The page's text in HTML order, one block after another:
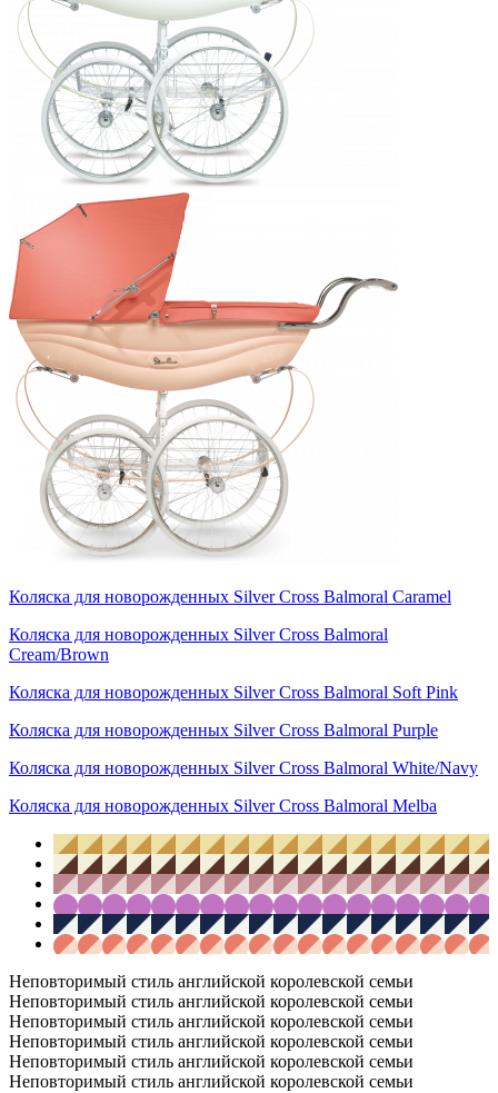
Коляска для новорожденных Silver Cross Balmoral Caramel
Коляска для новорожденных Silver Cross Balmoral
Cream/Brown
Коляска для новорожденных Silver Cross Balmoral Soft Pink
Коляска для новорожденных Silver Cross Balmoral Purple
Коляска для новорожденных Silver Cross Balmoral White/Navy
Коляска для новорожденных Silver Cross Balmoral Melba
Неповторимый стиль английской королевской семьи
Неповторимый стиль английской королевской семьи
Неповторимый стиль английской королевской семьи
Неповторимый стиль английской королевской семьи
Неповторимый стиль английской королевской семьи
Неповторимый стиль английской королевской семьи